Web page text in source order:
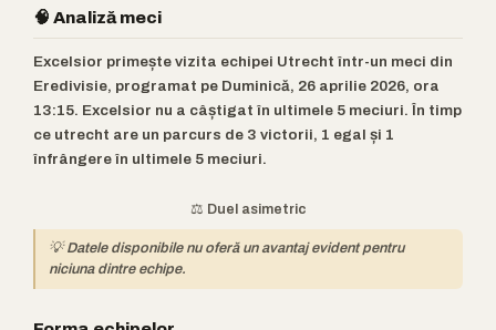
🧠 Analiză meci
Excelsior primește vizita echipei Utrecht într-un meci din
Eredivisie, programat pe Duminică, 26 aprilie 2026, ora
13:15. Excelsior nu a câștigat în ultimele 5 meciuri. În timp
ce utrecht are un parcurs de 3 victorii, 1 egal și 1
înfrângere în ultimele 5 meciuri.
⚖️ Duel asimetric
💡 Datele disponibile nu oferă un avantaj evident pentru
niciuna dintre echipe.